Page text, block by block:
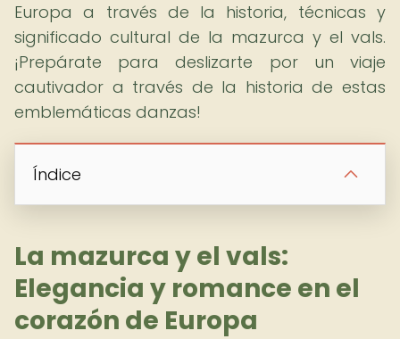
Europa a través de la historia, técnicas y
significado cultural de la mazurca y el vals.
¡Prepárate para deslizarte por un viaje
cautivador a través de la historia de estas
emblemáticas danzas!
Índice
La mazurca y el vals:
Elegancia y romance en el
corazón de Europa